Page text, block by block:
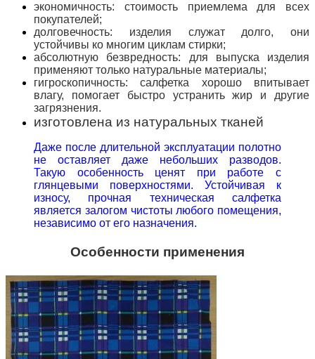
экономичность: стоимость приемлема для всех
покупателей;
долговечность: изделия служат долго, они
устойчивы ко многим циклам стирки;
абсолютную безвредность: для выпуска изделия
применяют только натуральные материалы;
гигроскопичность: салфетка хорошо впитывает
влагу, помогает быстро устранить жир и другие
загрязнения.
изготовлена из натуральных тканей
Даже после длительной эксплуатации полотно
не оставляет даже небольших разводов.
Такую особенность ценят при работе с
глянцевыми поверхностями. Устойчивая к
износу, прочная техническая салфетка
является залогом чистоты любого помещения,
независимо от его назначения.
Особенности применения